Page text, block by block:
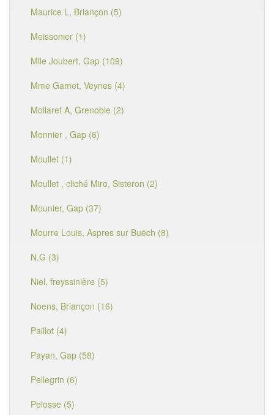
Maurice L, Briançon (5)
Meissonier (1)
Mlle Joubert, Gap (109)
Mme Gamet, Veynes (4)
Mollaret A, Grenoble (2)
Monnier , Gap (6)
Moullet (1)
Moullet , cliché Miro, Sisteron (2)
Mounier, Gap (37)
Mourre Louis, Aspres sur Buëch (8)
N.G (3)
Niel, freyssinière (5)
Noens, Briançon (16)
Paillot (4)
Payan, Gap (58)
Pellegrin (6)
Pelosse (5)